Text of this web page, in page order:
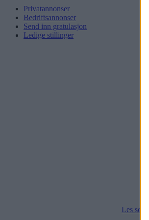
Privatannonser
Bedriftsannonser
Send inn gratulasjon
Ledige stillinger
Les som